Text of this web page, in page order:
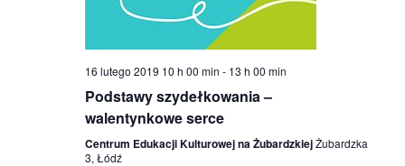
16 lutego 2019 10 h 00 min - 13 h 00 min
Podstawy szydełkowania –
walentynkowe serce
Centrum Edukacji Kulturowej na ŻubardzkiejŻubardzka
3, Łódź